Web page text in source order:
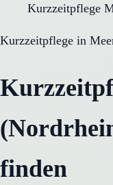
Kurzzeitpflege
Kurzzeitpflege in
finden